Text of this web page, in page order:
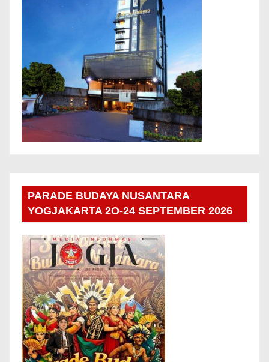
PARADE BUDAYA NUSANTARA
YOGJAKARTA 2O-24 SEPTEMBER 2026